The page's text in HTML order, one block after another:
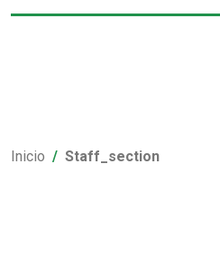
Inicio Staff_section